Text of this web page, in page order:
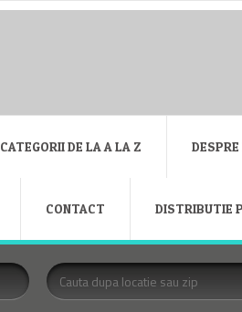
CATEGORII DE LA A LA Z
CONTACT DISTRIBUTIE